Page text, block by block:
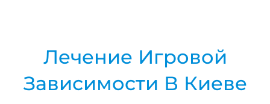
Лечение Игровой
Зависимости В Киеве